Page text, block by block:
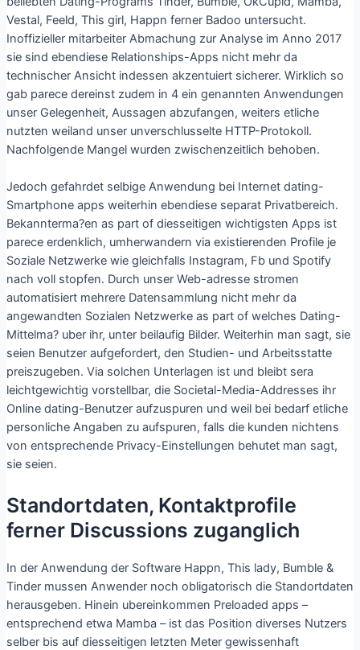
Vestal, Feeld, This girl, Happn ferner Badoo untersucht.
Inoffizieller mitarbeiter Abmachung zur Analyse im Anno 2017
sie sind ebendiese Relationships-Apps nicht mehr da
technischer Ansicht indessen akzentuiert sicherer. Wirklich so
gab parece dereinst zudem in 4 ein genannten Anwendungen
unser Gelegenheit, Aussagen abzufangen, weiters etliche
nutzten weiland unser unverschlusselte HTTP-Protokoll.
Nachfolgende Mangel wurden zwischenzeitlich behoben.
Jedoch gefahrdet selbige Anwendung bei Internet dating-
Smartphone apps weiterhin ebendiese separat Privatbereich.
Bekannterma?en as part of diesseitigen wichtigsten Apps ist
parece erdenklich, umherwandern via existierenden Profile je
Soziale Netzwerke wie gleichfalls Instagram, Fb und Spotify
nach voll stopfen. Durch unser Web-adresse stromen
automatisiert mehrere Datensammlung nicht mehr da
angewandten Sozialen Netzwerke as part of welches Dating-
Mittelma? uber ihr, unter beilaufig Bilder. Weiterhin man sagt, sie
seien Benutzer aufgefordert, den Studien- und Arbeitsstatte
preiszugeben. Via solchen Unterlagen ist und bleibt sera
leichtgewichtig vorstellbar, die Societal-Media-Addresses ihr
Online dating-Benutzer aufzuspuren und weil bei bedarf etliche
personliche Angaben zu aufspuren, falls die kunden nichtens
von entsprechende Privacy-Einstellungen behutet man sagt,
sie seien.
Standortdaten, Kontaktprofile
ferner Discussions zuganglich
In der Anwendung der Software Happn, This lady, Bumble &
Tinder mussen Anwender noch obligatorisch die Standortdaten
herausgeben. Hinein ubereinkommen Preloaded apps –
entsprechend etwa Mamba – ist das Position diverses Nutzers
selber bis auf diesseitigen letzten Meter gewissenhaft